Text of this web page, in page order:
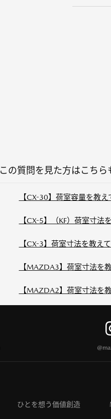
この質問を見た方はこちら
【CX-30】荷室容量を教え
【CX-5】（KF）荷室寸法
【CX-3】荷室寸法を教え
【MAZDA3】荷室寸法を
【MAZDA2】荷室寸法を
ひとを想う価値創造